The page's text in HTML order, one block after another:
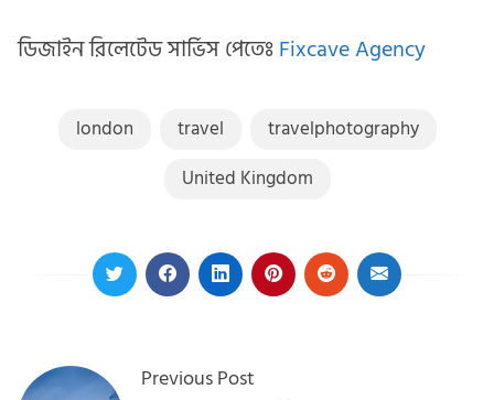
ডিজাইন রিলেটেড সার্ভিস পেতেঃFixcave Agency
london travel
travelphotography
United Kingdom
Previous Post